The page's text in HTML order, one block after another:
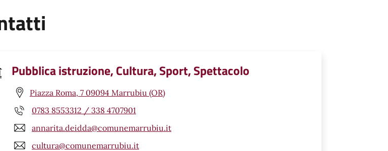
Pubblica istruzione, Cultura, Sport, Spettacolo
Piazza Roma, 7 09094 Marrubiu (OR)
0783 8553312 / 338 4707901
annarita.deidda@comunemarrubiu.it
cultura@comunemarrubiu.it